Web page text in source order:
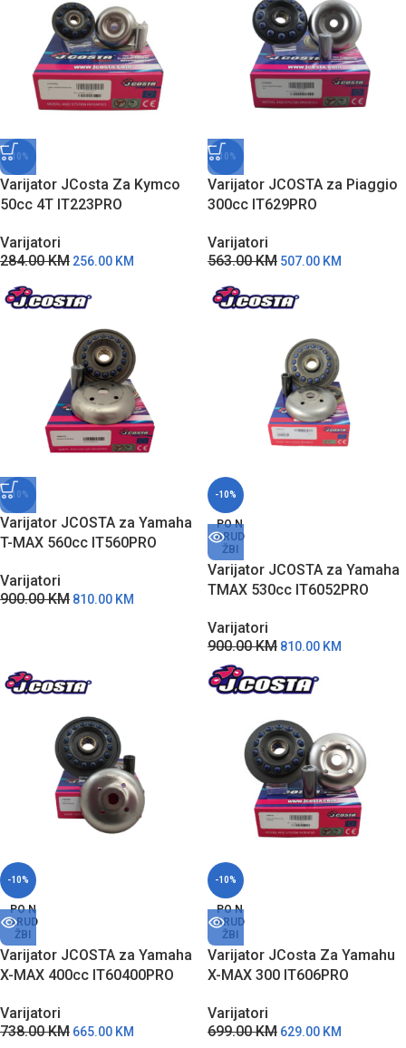
-10%
Varijator JCosta Za Kymco
50cc 4T IT223PRO
Varijatori
284.00KM 256.00 KM
-10%
Varijator JCOSTA za Piaggio
300cc IT629PRO
Varijatori
563.00KM 507.00 KM
-10%
Varijator JCOSTA za Yamaha
T-MAX 560cc IT560PRO
Varijatori
900.00KM 810.00 KM
-10%
PO N
ARUD
ŽBI
Varijator JCOSTA za Yamaha
TMAX 530cc IT6052PRO
Varijatori
900.00KM 810.00 KM
-10%
PO N
ARUD
ŽBI
Varijator JCOSTA za Yamaha
X-MAX 400cc IT60400PRO
Varijatori
738.00KM 665.00 KM
-10%
PO N
ARUD
ŽBI
Varijator JCosta Za Yamahu
X-MAX 300 IT606PRO
Varijatori
699.00KM 629.00 KM